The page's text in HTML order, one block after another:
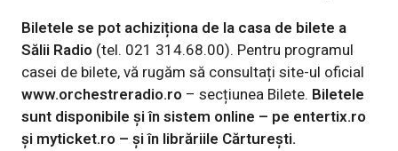
Biletele se pot achiziționa de la casa de bilete a
Sălii Radio (tel. 021 314.68.00). Pentru programul
casei de bilete, vă rugăm să consultați site-ul oficial
www.orchestreradio.ro – secțiunea Bilete. Biletele
sunt disponibile și în sistem online – pe entertix.ro
și myticket.ro – şi în librăriile Cărtureşti.